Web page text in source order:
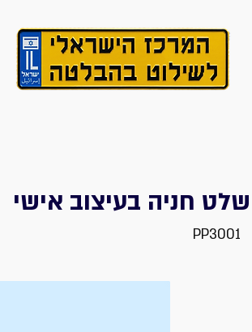
שלט חניה בעיצוב אישי
PP3001